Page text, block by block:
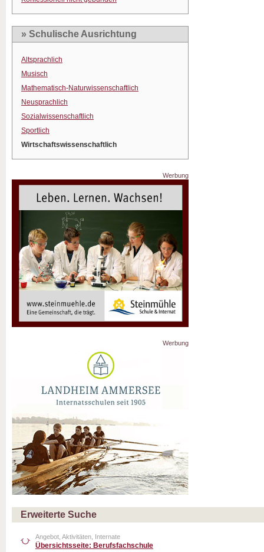
» Schulische Ausrichtung
Altsprachlich
Musisch
Mathematisch-Naturwissenschaftlich
Neusprachlich
Sozialwissenschaftlich
Sportlich
Wirtschaftswissenschaftlich
Werbung
Werbung
Erweiterte Suche
Angebot, Aktivitäten, Internate
Übersichtsseite: Berufsfachschule